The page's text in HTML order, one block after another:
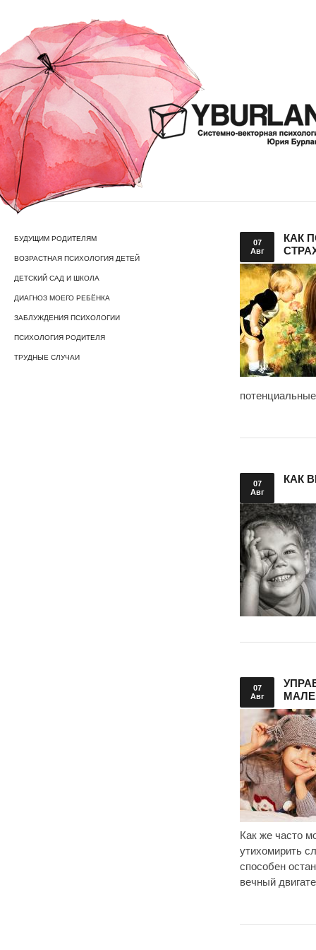
БУДУЩИМ РОДИТЕЛЯМ
ВОЗРАСТНАЯ ПСИХОЛОГИЯ ДЕТЕЙ
ДЕТСКИЙ САД И ШКОЛА
ДИАГНОЗ МОЕГО РЕБЁНКА
ЗАБЛУЖДЕНИЯ ПСИХОЛОГИИ
ПСИХОЛОГИЯ РОДИТЕЛЯ
ТРУДНЫЕ СЛУЧАИ
07
Авг
КАК
07
Авг
КАК
07
Авг
Как же часто
утихомирить
способен
вечный